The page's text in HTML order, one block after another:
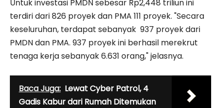
Untuk investasi PMDN sebesar Rp2,448 triliun ini
terdiri dari 826 proyek dan PMA 111 proyek. "Secara
keseluruhan, terdapat sebanyak 937 proyek dari
PMDN dan PMA. 937 proyek ini berhasil merekrut
tenaga kerja sebanyak 6.631 orang," jelasnya.
Baca Juga: Lewat Cyber Patrol, 4
Gadis Kabur dari Rumah Ditemukan